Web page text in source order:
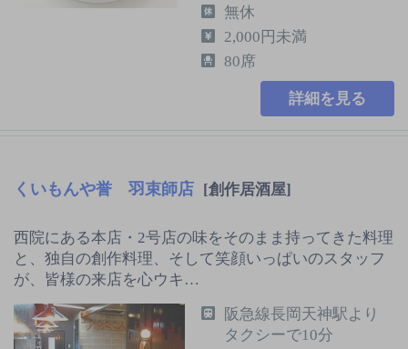
無休
2,000円未満
80席
詳細を見る
くいもんや誉 羽束師店 [創作居酒屋]
西院にある本店・2号店の味をそのまま持ってきた料理
と、独自の創作料理、そして笑顔いっぱいのスタッフ
が、皆様の来店を心ウキ…
阪急線長岡天神駅より
タクシーで10分